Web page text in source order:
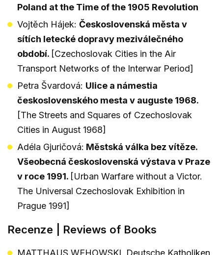
Poland at the Time of the 1905 Revolution
Vojtěch Hájek: Československá města v
sítích letecké dopravy meziválečného
období. [Czechoslovak Cities in the Air
Transport Networks of the Interwar Period]
Petra Švardová: Ulice a námestia
československého mesta v auguste 1968.
[The Streets and Squares of Czechoslovak
Cities in August 1968]
Adéla Gjuričová: Městská válka bez vítěze.
Všeobecná československá výstava v Praze
v roce 1991. [Urban Warfare without a Victor.
The Universal Czechoslovak Exhibition in
Prague 1991]
Recenze | Reviews of Books
MATTHAUS WEHOWSKI, Deutsche Katholiken